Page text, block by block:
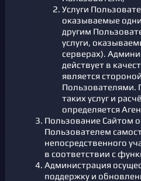
Услуги
оказываемые
другим
услуги,
серверах).
действует в
является
Пользователями.
таких услуг и
определяется
Пользование Сайтом
Пользователем
непосредственного
в соответствии с
Администрация
поддержку и